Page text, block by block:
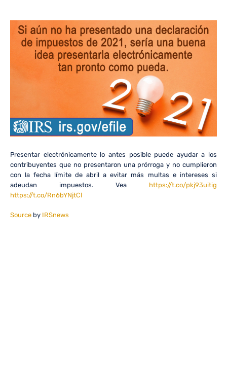
Presentar electrónicamente lo antes posible puede ayudar a los
contribuyentes que no presentaron una prórroga y no cumplieron
con la fecha límite de abril a evitar más multas e intereses si
adeudan impuestos. Vea https://t.co/pkj93uitig
https://t.co/Rn6bYNjtCl
Source by IRSnews